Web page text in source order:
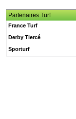
Partenaires Turf
France Turf
Derby Tiercé
Sporturf